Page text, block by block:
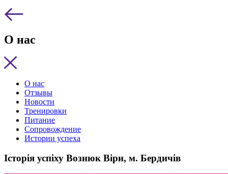
О нас
О нас
Отзывы
Новости
Тренировки
Питание
Сопровождение
Истории успеха
Історія успіху Вознюк Віри, м. Бердичів